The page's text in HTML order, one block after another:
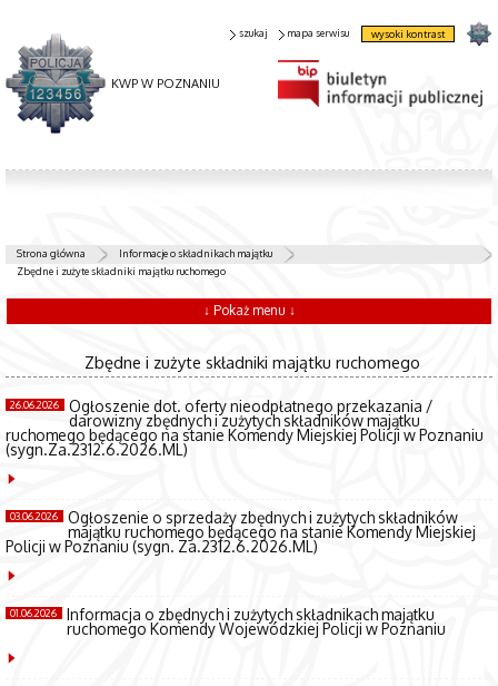
KWP W POZNANIU
szukaj mapa serwisu wysoki kontrast
Strona główna
Informacje o składnikach majątku
Zbędne i zużyte składniki majątku ruchomego
↓ Pokaż menu ↓
Zbędne i zużyte składniki majątku ruchomego
26.06.2026 Ogłoszenie dot. oferty nieodpłatnego przekazania /
darowizny zbędnych i zużytych składników majątku
ruchomego będącego na stanie Komendy Miejskiej Policji w Poznaniu
(sygn.Za.2312.6.2026.ML)
03.06.2026 Ogłoszenie o sprzedaży zbędnych i zużytych składników
majątku ruchomego będącego na stanie Komendy Miejskiej
Policji w Poznaniu (sygn. Za.2312.6.2026.ML)
01.06.2026 Informacja o zbędnych i zużytych składnikach majątku
ruchomego Komendy Wojewódzkiej Policji w Poznaniu